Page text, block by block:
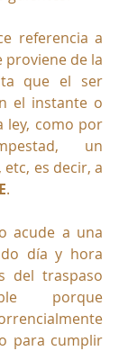
referencia a
proviene de la
que el ser
el instante o
ley, como por
un
es decir, a
.
acude a una
día y hora
del traspaso
porque
para cumplir